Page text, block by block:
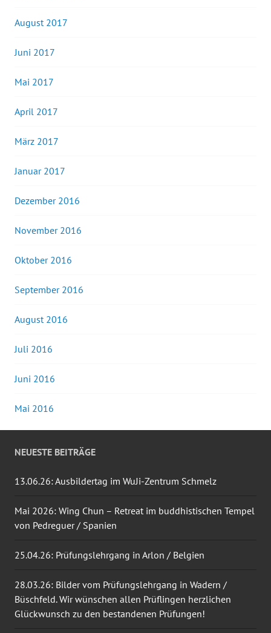
August 2017
Juni 2017
Mai 2017
April 2017
März 2017
Januar 2017
Dezember 2016
November 2016
Oktober 2016
September 2016
August 2016
Juli 2016
Juni 2016
Mai 2016
NEUESTE BEITRÄGE
13.06.26: Ausbildertag im WuJi-Zentrum Schmelz
Mai 2026: Wing Chun – Retreat im buddhistischen Tempel
von Pedreguer / Spanien
25.04.26: Prüfungslehrgang in Arlon / Belgien
28.03.26: Bilder vom Prüfungslehrgang in Wadern /
Büschfeld. Wir wünschen allen Prüflingen herzlichen
Glückwunsch zu den bestandenen Prüfungen!